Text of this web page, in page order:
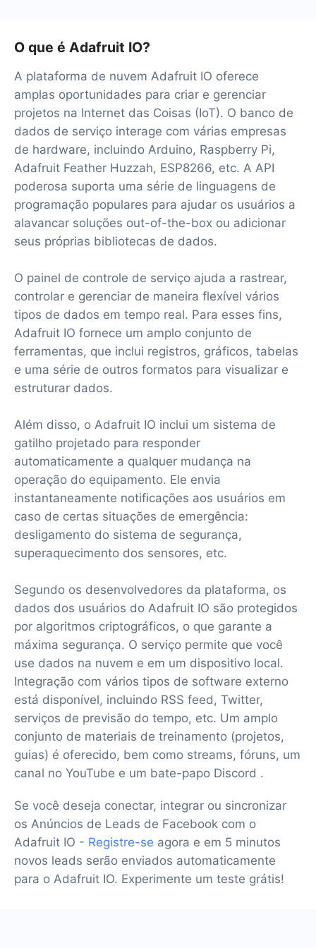
O que é Adafruit IO?
A plataforma de nuvem Adafruit IO oferece
amplas oportunidades para criar e gerenciar
projetos na Internet das Coisas (IoT). O banco de
dados de serviço interage com várias empresas
de hardware, incluindo Arduino, Raspberry Pi,
Adafruit Feather Huzzah, ESP8266, etc. A API
poderosa suporta uma série de linguagens de
programação populares para ajudar os usuários a
alavancar soluções out-of-the-box ou adicionar
seus próprias bibliotecas de dados.
O painel de controle de serviço ajuda a rastrear,
controlar e gerenciar de maneira flexível vários
tipos de dados em tempo real. Para esses fins,
Adafruit IO fornece um amplo conjunto de
ferramentas, que inclui registros, gráficos, tabelas
e uma série de outros formatos para visualizar e
estruturar dados.
Além disso, o Adafruit IO inclui um sistema de
gatilho projetado para responder
automaticamente a qualquer mudança na
operação do equipamento. Ele envia
instantaneamente notificações aos usuários em
caso de certas situações de emergência:
desligamento do sistema de segurança,
superaquecimento dos sensores, etc.
Segundo os desenvolvedores da plataforma, os
dados dos usuários do Adafruit IO são protegidos
por algoritmos criptográficos, o que garante a
máxima segurança. O serviço permite que você
use dados na nuvem e em um dispositivo local.
Integração com vários tipos de software externo
está disponível, incluindo RSS feed, Twitter,
serviços de previsão do tempo, etc. Um amplo
conjunto de materiais de treinamento (projetos,
guias) é oferecido, bem como streams, fóruns, um
canal no YouTube e um bate-papo Discord .
Se você deseja conectar, integrar ou sincronizar
os Anúncios de Leads de Facebook com o
Adafruit IO - Registre-se agora e em 5 minutos
novos leads serão enviados automaticamente
para o Adafruit IO. Experimente um teste grátis!